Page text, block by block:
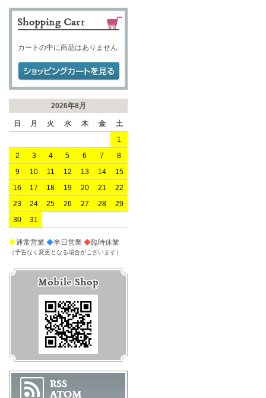
カートの中に商品はありません
2026年8月
日 月 火 水 木 金
土
1
2
3 4 5 6 7
8
9
10 11 12 13 14
15
16
17 18 19 20 21
22
23
24 25 26 27 28
29
30
31
◆通常営業 ◆半日営業 ◆臨時休業
（予告なく変更となる場合がございます）